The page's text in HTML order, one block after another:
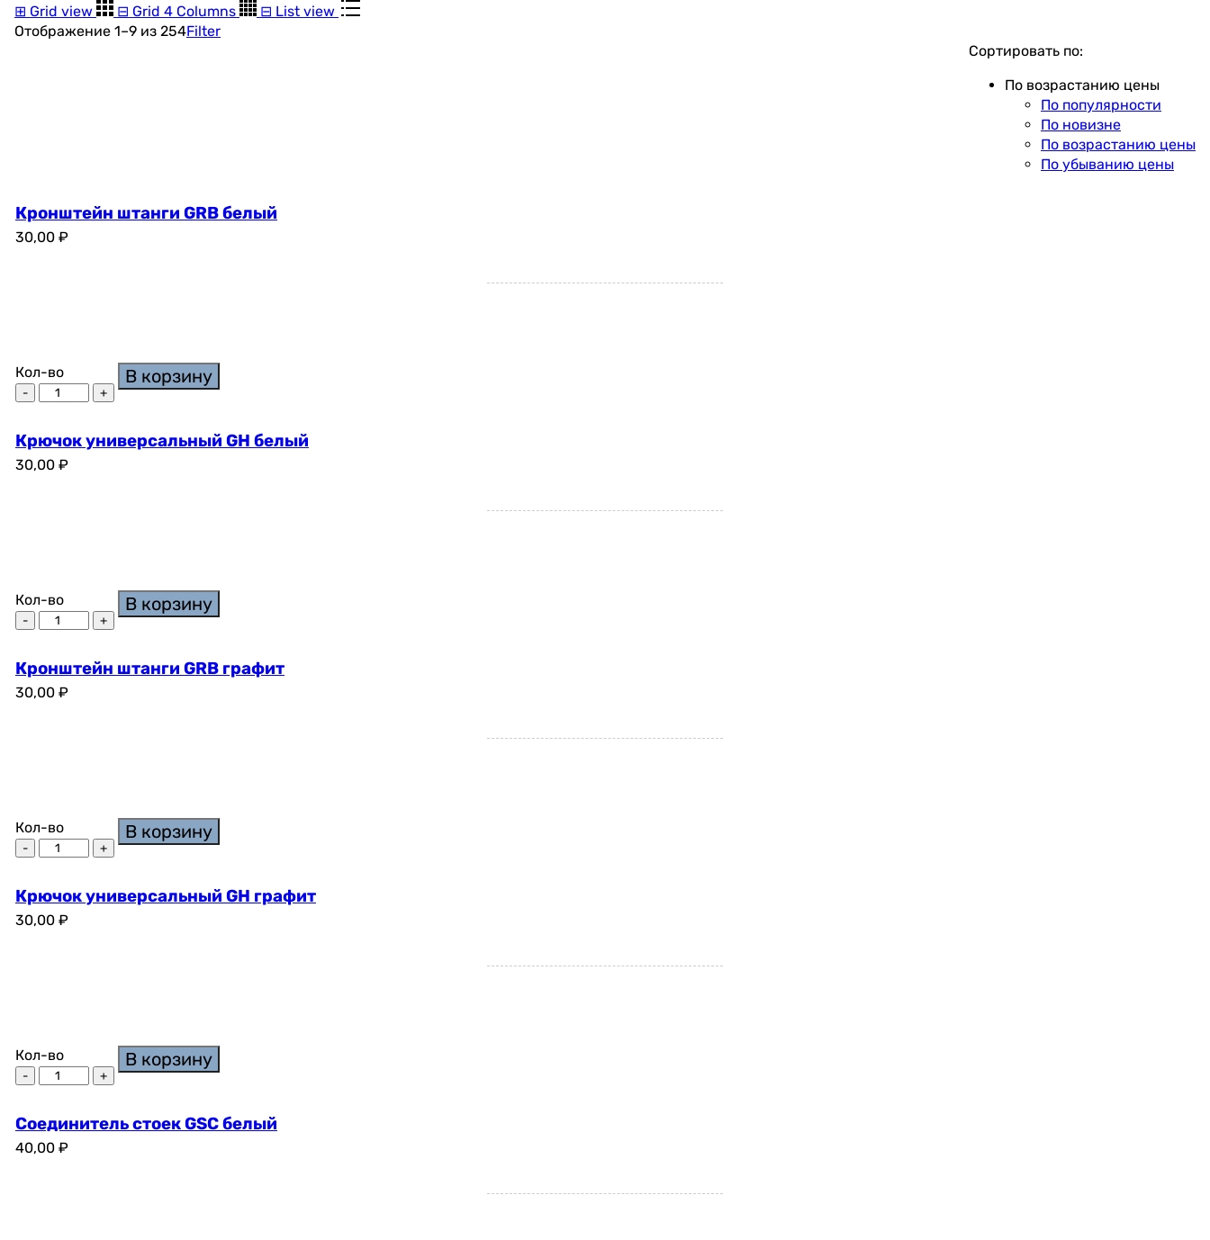
⊞ Grid view ⊟ Grid 4 Columns ⊟ List view
Отображение 1–9 из 254Цены:
Filter
Сортировать по:
По возрастанию цены
По популярности
По новизне
По возрастанию цены
По убыванию цены
Кронштейн штанги GRB белый
30,00 ₽
Кол-во В корзину
Крючок универсальный GH белый
30,00 ₽
Кол-во В корзину
Кронштейн штанги GRB графит
30,00 ₽
Кол-во В корзину
Крючок универсальный GH графит
30,00 ₽
Кол-во В корзину
Соединитель стоек GSC белый
40,00 ₽